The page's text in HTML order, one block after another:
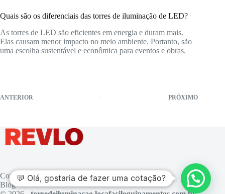
Quais são os diferenciais das torres de iluminação de LED?
As torres de LED são eficientes em energia e duram mais.
Elas causam menor impacto no meio ambiente. Portanto, são
uma escolha sustentável e econômica para eventos e obras.
ANTERIOR PRÓXIMO
Contato
Blog
💬 Olá, gostaria de fazer uma cotação?